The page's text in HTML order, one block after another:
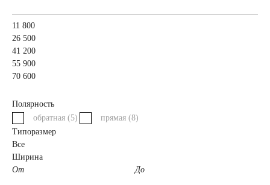
44 А/ч
11 800
26 500
41 200
55 900
70 600
Полярность
обратная (5) прямая (8)
Типоразмер
Все
Ширина
От
До